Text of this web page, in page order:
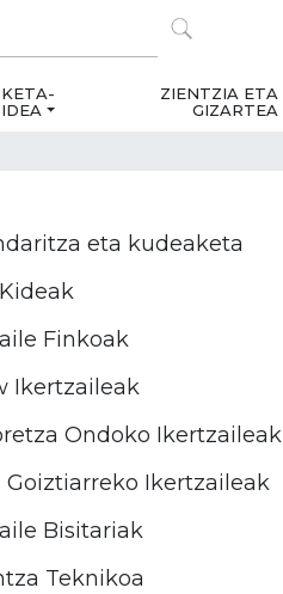
ZIENTZIA ETA
GIZARTEA
eta kudeaketa
Finkoak
Ikertzaileak
Ondoko Ikertzaileak
Goiztiarreko Ikertzaileak
Bisitariak
Teknikoa